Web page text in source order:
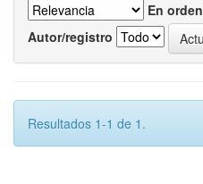
En orden
Autor/registro
Resultados 1-1 de 1.